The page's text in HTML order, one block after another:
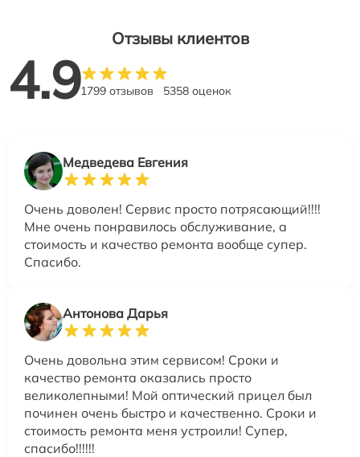
Отзывы клиентов
4.91799 отзывов 5358 оценок
Медведева Евгения
Очень доволен! Сервис просто потрясающий!!!!
Мне очень понравилось обслуживание, а
стоимость и качество ремонта вообще супер.
Спасибо.
Антонова Дарья
Очень довольна этим сервисом! Сроки и
качество ремонта оказались просто
великолепными! Мой оптический прицел был
починен очень быстро и качественно. Сроки и
стоимость ремонта меня устроили! Супер,
спасибо!!!!!!